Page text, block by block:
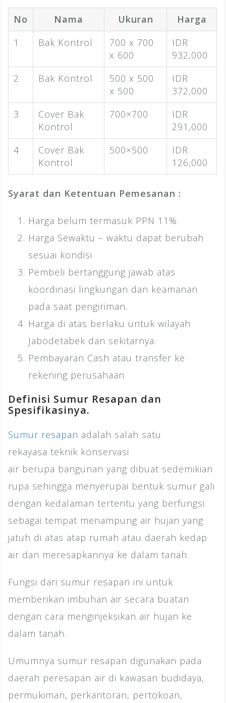
No Nama Ukuran
Harga
1
Bak Kontrol
700 x 700
x 600
IDR
932,000
2
Bak Kontrol
500 x 500
x 500
IDR
372,000
3
Cover Bak
Kontrol
700×700
IDR
291,000
4
Cover Bak
Kontrol
500×500
IDR
126,000
Syarat dan Ketentuan Pemesanan :
Harga belum termasuk PPN 11%
Harga Sewaktu – waktu dapat berubah
sesuai kondisi
Pembeli bertanggung jawab atas
koordinasi lingkungan dan keamanan
pada saat pengiriman.
Harga di atas berlaku untuk wilayah
Jabodetabek dan sekitarnya.
Pembayaran Cash atau transfer ke
rekening perusahaan
Definisi Sumur Resapan dan
Spesifikasinya.
Sumur resapan adalah salah satu
rekayasa teknik konservasi
air berupa bangunan yang dibuat sedemikian
rupa sehingga menyerupai bentuk sumur gali
dengan kedalaman tertentu yang berfungsi
sebagai tempat menampung air hujan yang
jatuh di atas atap rumah atau daerah kedap
air dan meresapkannya ke dalam tanah.
Fungsi dari sumur resapan ini untuk
memberikan imbuhan air secara buatan
dengan cara menginjeksikan air hujan ke
dalam tanah.
Umumnya sumur resapan digunakan pada
daerah peresapan air di kawasan budidaya,
permukiman, perkantoran, pertokoan,